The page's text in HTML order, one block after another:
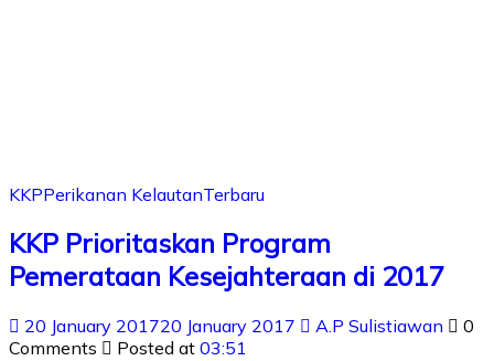
KKPPerikanan KelautanTerbaru
KKP Prioritaskan Program
Pemerataan Kesejahteraan di 2017
20 January 201720 January 2017 A.P Sulistiawan
0
Comments
Posted at 03:51